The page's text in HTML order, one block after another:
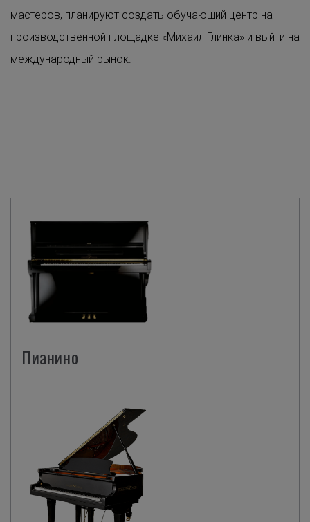
мастеров, планируют создать обучающий центр на
производственной площадке «Михаил Глинка» и выйти на
международный рынок.
Пианино